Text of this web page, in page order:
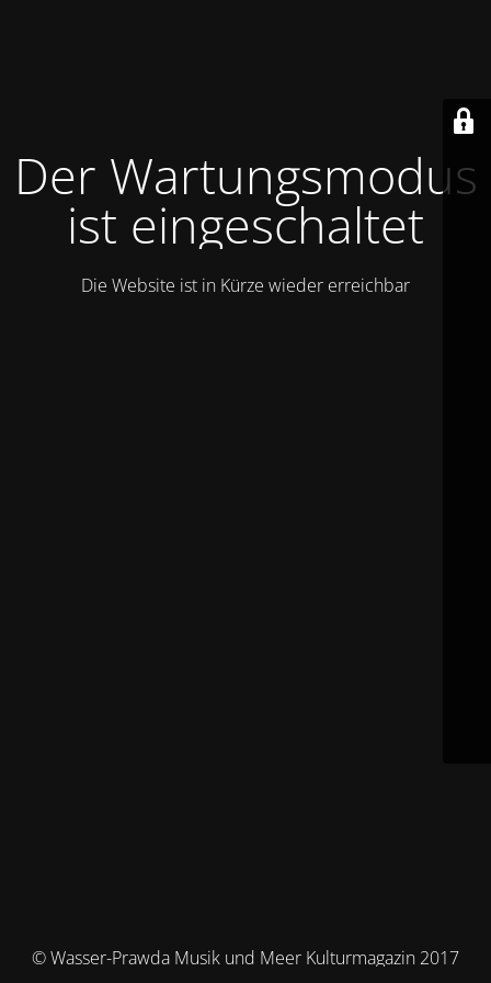
Der Wartungsmodus
ist eingeschaltet
Die Website ist in Kürze wieder erreichbar
© Wasser-Prawda Musik und Meer Kulturmagazin 2017